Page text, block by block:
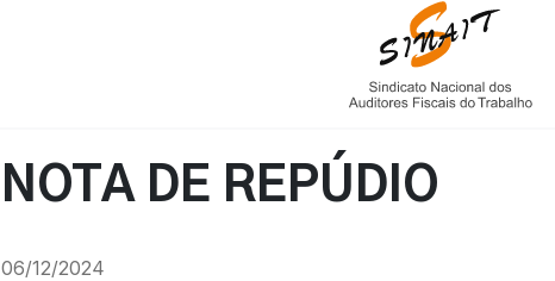
NOTA DE REPÚDIO
06/12/2024